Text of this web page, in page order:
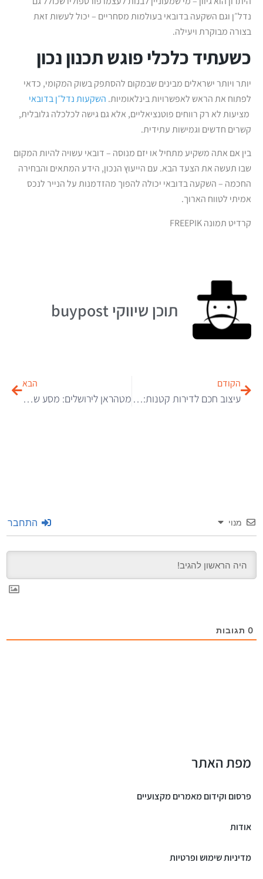
נדל״ן וגם השקעה בדובאי בעולמות מסחריים – יכול לעשות זאת
בצורה מבוקרת ויעילה.
כשעתיד כלכלי פוגש תכנון נכון
יותר ויותר ישראלים מבינים שבמקום להסתפק בשוק המקומי, כדאי
לפתוח את הראש לאפשרויות בינלאומיות.השקעות נדל״ן בדובאי
מציעות לא רק רווחים פוטנציאליים, אלא גם גישה לכלכלה גלובלית,
קשרים חדשים וגמישות עתידית.
בין אם אתה משקיע מתחיל או יזם מנוסה – דובאי עשויה להיות המקום
שבו תעשה את הצעד הבא. עם הייעוץ הנכון, הידע המתאים והבחירה
החכמה – השקעה בדובאי יכולה להפוך מהזדמנות על הנייר לנכס
אמיתי לטווח הארוך.
קרדיט תמונה FREEPIK
תוכן שיווקי buypost
הקודם
עיצוב חכם לדירות קטנות: פתרונות שמנצלים כל סנטימטר
הבא
מטהראן לירושלים: מסע של שישה חודשים שהיה אמור להימשך יומיים
מנוי התחבר
0תגובות
מפת האתר
פרסום וקידום מאמרים מקצועיים
אודות
מדיניות שימוש ופרטיות